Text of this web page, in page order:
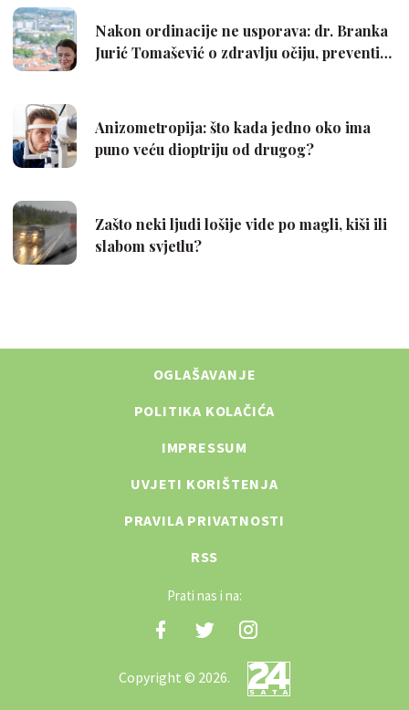
OGLAŠAVANJE
POLITIKA KOLAČIĆA
IMPRESSUM
UVJETI KORIŠTENJA
PRAVILA PRIVATNOSTI
RSS
Prati nas i na:
Copyright © 2026.